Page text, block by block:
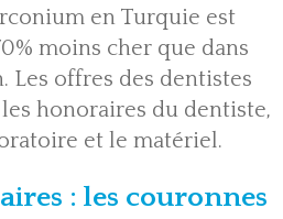
en Turquie est
moins cher que dans
Les offres des dentistes
honoraires du dentiste,
et le matériel.
: les couronnes